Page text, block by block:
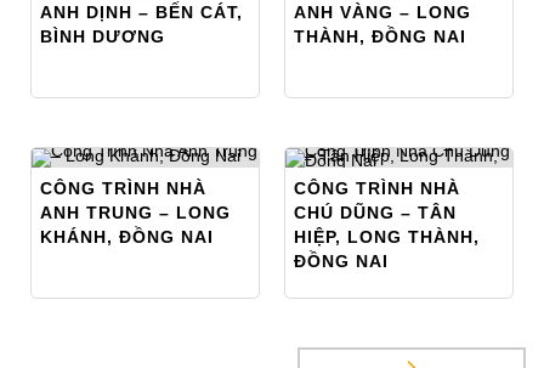
ANH DỊNH – BẾN CÁT,
BÌNH DƯƠNG
ANH VÀNG – LONG
THÀNH, ĐỒNG NAI
CÔNG TRÌNH NHÀ
ANH TRUNG – LONG
KHÁNH, ĐỒNG NAI
CÔNG TRÌNH NHÀ
CHÚ DŨNG – TÂN
HIỆP, LONG THÀNH,
ĐỒNG NAI